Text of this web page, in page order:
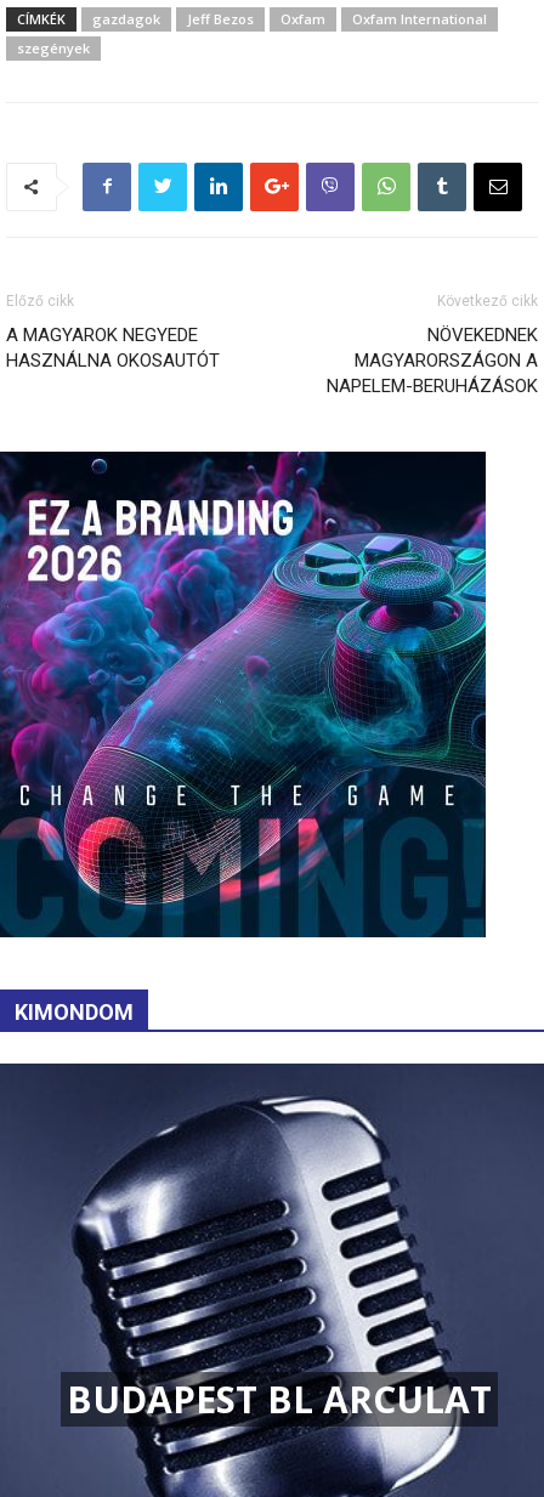
CÍMKÉK gazdagok Jeff Bezos Oxfam
Oxfam International
szegények
Előző cikk
A MAGYAROK NEGYEDE
HASZNÁLNA OKOSAUTÓT
Következő cikk
NÖVEKEDNEK
MAGYARORSZÁGON A
NAPELEM-BERUHÁZÁSOK
KIMONDOM
BUDAPEST BL ARCULAT